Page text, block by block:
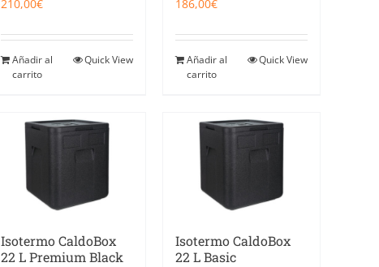
210,00€
Añadir al
carrito
Quick View
186,00€
Añadir al
carrito
Quick View
Isotermo CaldoBox
22 L Premium Black
Isotermo CaldoBox
22 L Basic